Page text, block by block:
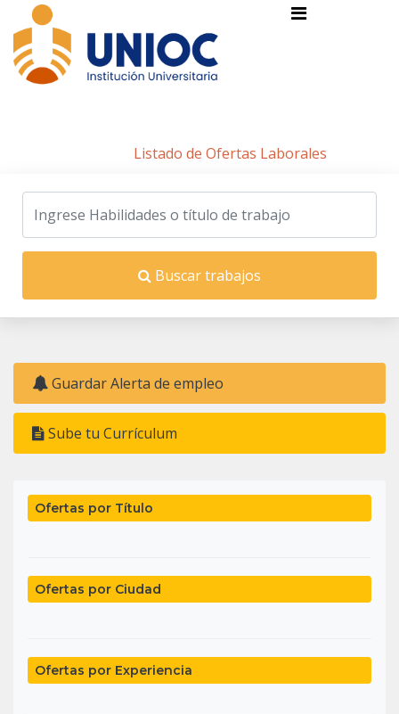
Listado de Ofertas Laborales
Buscar trabajos
Guardar Alerta de empleo
Sube tu Currículum
Ofertas por Título
Ofertas por Ciudad
Ofertas por Experiencia